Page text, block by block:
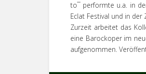
to¯ performte u.a. in
Eclat Festival und in der
Zurzeit arbeitet das
eine Barockoper im
aufgenommen.